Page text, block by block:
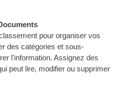
pour organiser vos
des catégories et sous-
l'information. Assignez des
peut lire, modifier ou supprimer